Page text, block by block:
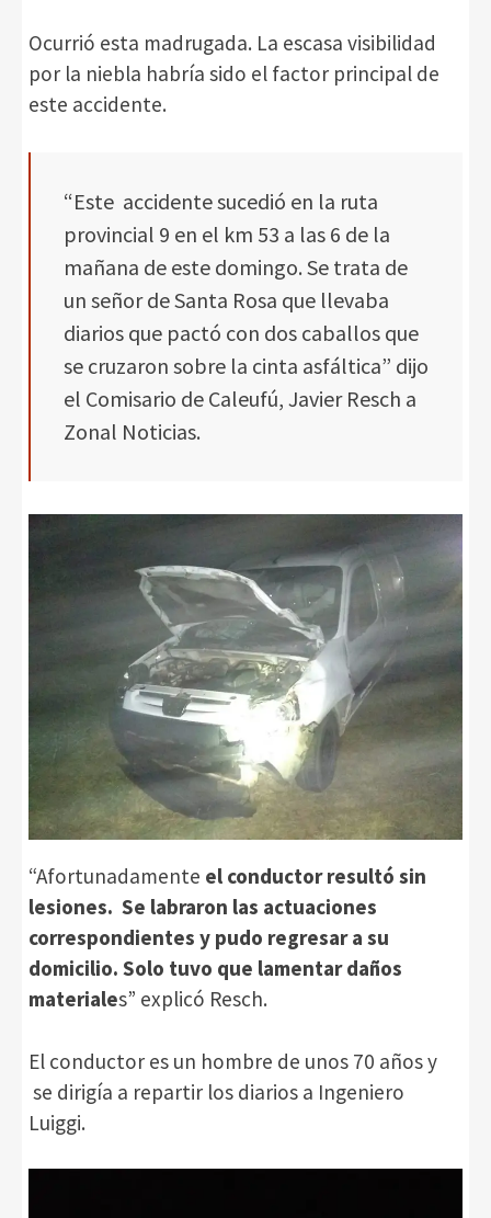
Ocurrió esta madrugada. La escasa visibilidad
por la niebla habría sido el factor principal de
este accidente.
“Este accidente sucedió en la ruta
provincial 9 en el km 53 a las 6 de la
mañana de este domingo. Se trata de
un señor de Santa Rosa que llevaba
diarios que pactó con dos caballos que
se cruzaron sobre la cinta asfáltica” dijo
el Comisario de Caleufú, Javier Resch a
Zonal Noticias.
“Afortunadamente el conductor resultó sin
lesiones. Se labraron las actuaciones
correspondientes y pudo regresar a su
domicilio. Solo tuvo que lamentar daños
materiales” explicó Resch.
El conductor es un hombre de unos 70 años y
se dirigía a repartir los diarios a Ingeniero
Luiggi.